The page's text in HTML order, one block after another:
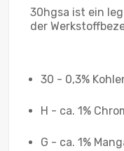
30hgsa ist ein
der
30 - 0,3%
H - ca. 1%
G - ca. 1%